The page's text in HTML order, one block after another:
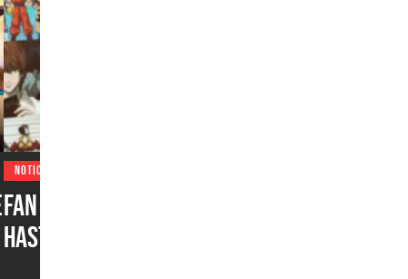
NOTICIAS
Fan del anime podría pasar
hasta 10 años en la cárcel